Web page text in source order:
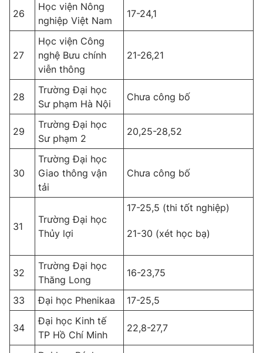
26
Học viện Nông
nghiệp Việt Nam
17-24,1
27
Học viện Công
nghệ Bưu chính
viễn thông
21-26,21
28
Trường Đại học
Sư phạm Hà Nội
Chưa công bố
29
Trường Đại học
Sư phạm 2
20,25-28,52
30
Trường Đại học
Giao thông vận
tải
Chưa công bố
31
Trường Đại học
Thủy lợi
17-25,5 (thi tốt nghiệp)
21-30 (xét học bạ)
32
Trường Đại học
Thăng Long
16-23,75
33 Đại học Phenikaa 17-25,5
34
Đại học Kinh tế
TP Hồ Chí Minh
22,8-27,7